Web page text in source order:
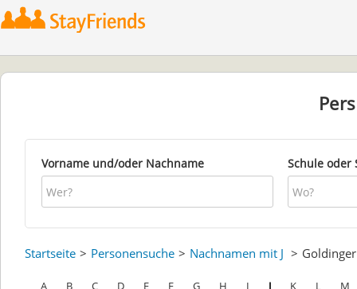
Vorname und/oder Nachname Schule oder
Startseite Personensuche Nachnamen mit J
A B C D E F G H I J K L M